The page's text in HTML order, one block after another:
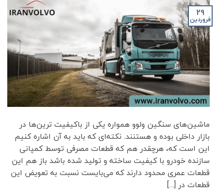
29
فروردین
ماشین‌های سنگین ولوو همواره یکی از باکیفیت ترین‌ها در
بازار داخلی بوده و هستنند. نکته‌ای که باید به آن اشاره کنیم
این است که، هرچقدر هم که قطعات مصرفی توسط کمپانی
سازنده خودرو با کیفیت ساخته و تولید شده باشد باز هم این
قطعات عمری محدود دارند که می‌بایست نسبت به تعویض این
قطعات در […]